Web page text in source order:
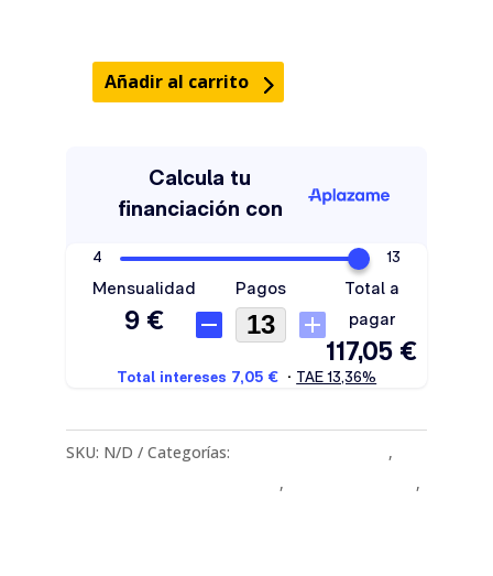
Curso
Madrid
cantidad
Añadir al carrito
SKU: N/D Categorías:
,
,
,